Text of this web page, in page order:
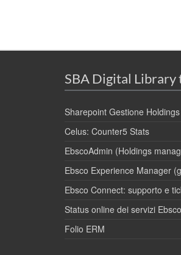
SBA Digital Library
Sharepoint Gestione
Celus: Counter5 Stats
EbscoAdmin (Holdings
Ebsco Experience Manager
Ebsco Connect: supporto e
Status online dei servizi Ebsco
Folio ERM